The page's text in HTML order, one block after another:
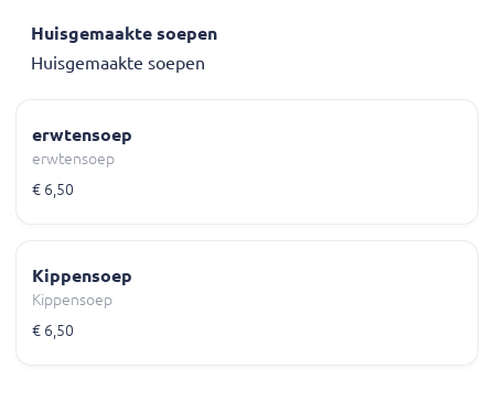
Huisgemaakte soepen
Huisgemaakte soepen
erwtensoep
erwtensoep
€ 6,50
Kippensoep
Kippensoep
€ 6,50